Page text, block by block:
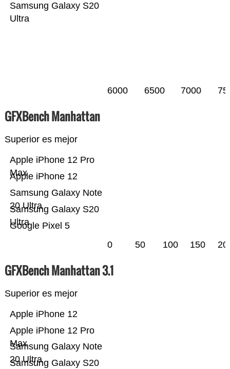
Samsung Galaxy S20
Ultra
6000 6500 7000
GFXBench Manhattan
Superior es mejor
Google Pixel 5
Samsung Galaxy S20
Ultra
Samsung Galaxy Note
20 Ultra
Apple iPhone 12
Apple iPhone 12 Pro
Max
0 50 100 150
GFXBench Manhattan 3.1
Superior es mejor
Samsung Galaxy S20
Samsung Galaxy Note
20 Ultra
Apple iPhone 12 Pro
Max
Apple iPhone 12